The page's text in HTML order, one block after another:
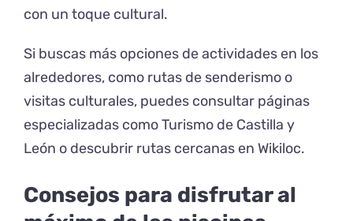
con un toque cultural.
Si buscas más opciones de actividades en los
alrededores, como rutas de senderismo o
visitas culturales, puedes consultar páginas
especializadas comoTurismo de Castilla y
León o descubrir rutas cercanas en Wikiloc.
Consejos para disfrutar al